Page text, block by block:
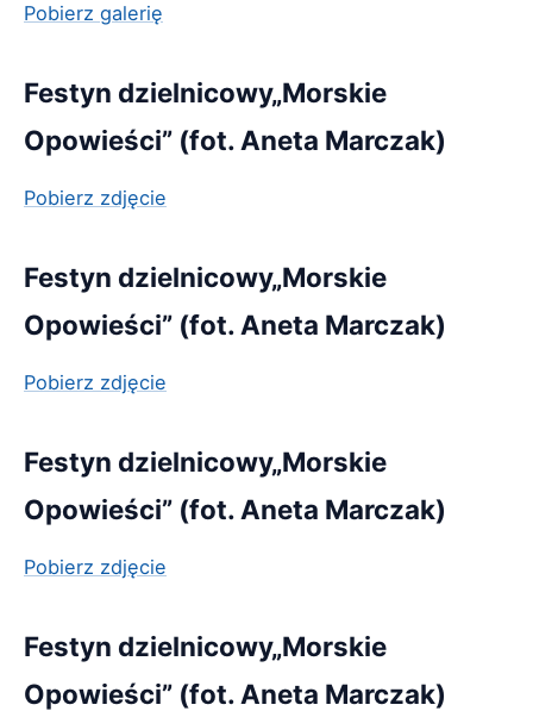
Pobierz galerię
Festyn dzielnicowy„Morskie
Opowieści” (fot. Aneta Marczak)
Pobierz zdjęcie
Festyn dzielnicowy„Morskie
Opowieści” (fot. Aneta Marczak)
Pobierz zdjęcie
Festyn dzielnicowy„Morskie
Opowieści” (fot. Aneta Marczak)
Pobierz zdjęcie
Festyn dzielnicowy„Morskie
Opowieści” (fot. Aneta Marczak)